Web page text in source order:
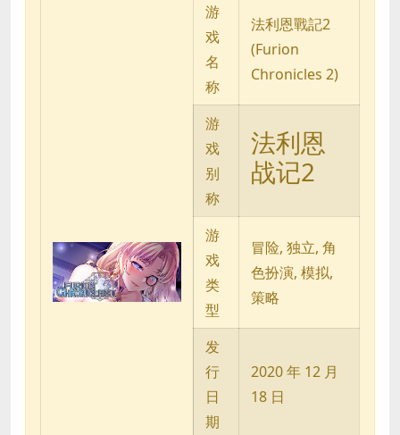
游
戏
名
称
法利恩戰記2
(Furion
Chronicles 2)
游
戏
别
称
法利恩
战记2
游
戏
类
型
冒险, 独立, 角
色扮演, 模拟,
策略
发
行
日
期
2020 年 12 月
18 日